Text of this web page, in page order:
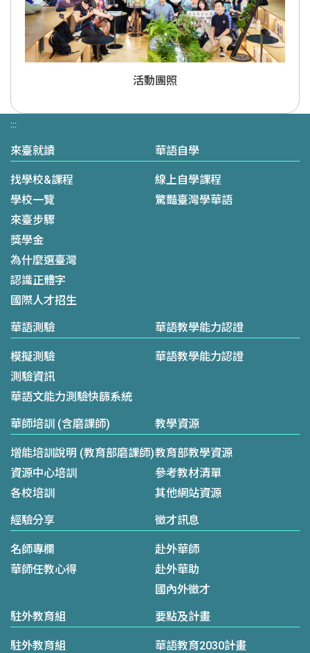
活動團照
:::
來臺就讀
找學校&課程
學校一覽
來臺步驟
獎學金
為什麼選臺灣
認識正體字
國際人才招生
華語自學
線上自學課程
驚豔臺灣學華語
華語測驗
模擬測驗
測驗資訊
華語文能力測驗快篩系統
華語教學能力認證
華語教學能力認證
華師培訓 (含磨課師)
增能培訓說明 (教育部磨課師)
資源中心培訓
各校培訓
教學資源
教育部教學資源
參考教材清單
其他網站資源
經驗分享
名師專欄
華師任教心得
徵才訊息
赴外華師
赴外華助
國內外徵才
駐外教育組
駐外教育組
要點及計畫
華語教育2030計畫